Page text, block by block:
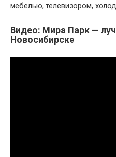
мебелью, телевизором,
Видео: Мира Парк —
Новосибирске